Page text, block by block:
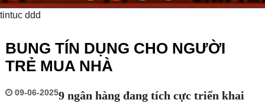
tintuc ddd
BUNG TÍN DỤNG CHO NGƯỜI
TRẺ MUA NHÀ
09-06-20259 ngân hàng đang tích cực triển khai